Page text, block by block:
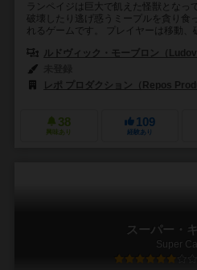
ランペイジは巨大で飢えた怪獣となっ
破壊したり逃げ惑うミープルを貪り食
れるゲームです。 プレイヤーは移動、
ルドヴィック・モーブロン（
レポ プロダクション（Repos
38
興味あり
109
経験あり
スーパー・
Super